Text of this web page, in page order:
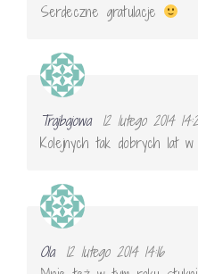
Serdeczne gratulacje
Trajbajowa
12 lutego 2014
Kolejnych tak dobrych lat w
Ola
12 lutego 2014 14:16